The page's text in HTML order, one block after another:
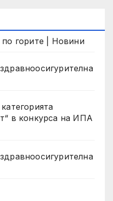
по горите | Новини
в конкурса на ИПА